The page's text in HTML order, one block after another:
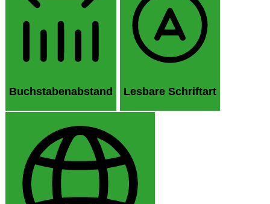
Buchstabenabstand Lesbare Schriftart